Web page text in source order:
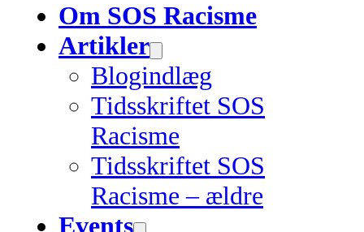
Om SOS Racisme
Artikler
Blogindlæg
Tidsskriftet SOS
Racisme
Tidsskriftet SOS
Racisme – ældre
Events